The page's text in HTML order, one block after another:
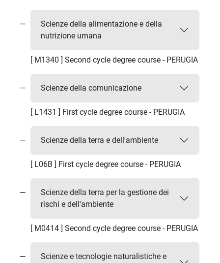
Scienze della alimentazione e della
nutrizione umana
[ M1340 ] Second cycle degree course - PERUGIA
Scienze della comunicazione
[ L1431 ] First cycle degree course - PERUGIA
Scienze della terra e dell'ambiente
[ L06B ] First cycle degree course - PERUGIA
Scienze della terra per la gestione dei
rischi e dell'ambiente
[ M0414 ] Second cycle degree course - PERUGIA
Scienze e tecnologie naturalistiche e